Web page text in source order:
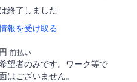
終了しました
報を受け取る
前払い
望者のみです。ワーク等で
はございません。